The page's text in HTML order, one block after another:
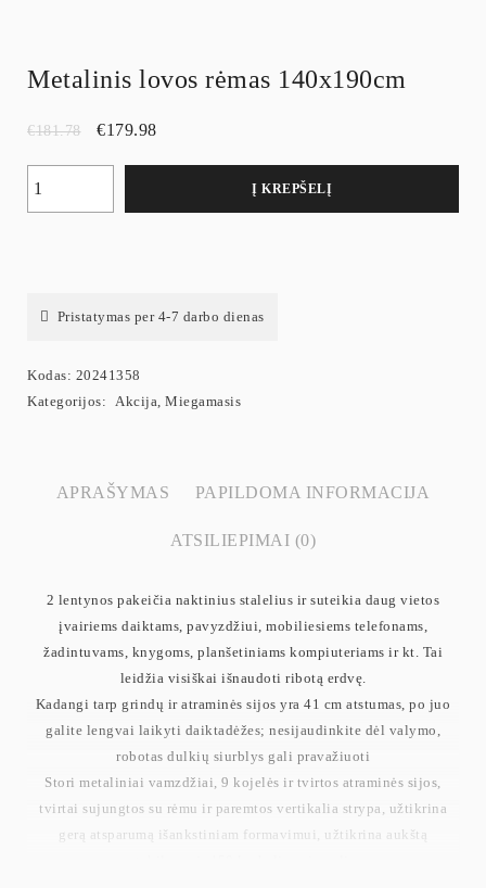
Metalinis lovos rėmas 140x190cm
€181.78 €179.98
Į KREPŠELĮ
Pristatymas per 4-7 darbo dienas
Kodas: 20241358
Kategorijos: Akcija, Miegamasis
APRAŠYMAS PAPILDOMA INFORMACIJA
ATSILIEPIMAI (0)
2 lentynos pakeičia naktinius stalelius ir suteikia daug vietos
įvairiems daiktams, pavyzdžiui, mobiliesiems telefonams,
žadintuvams, knygoms, planšetiniams kompiuteriams ir kt. Tai
leidžia visiškai išnaudoti ribotą erdvę.
Kadangi tarp grindų ir atraminės sijos yra 41 cm atstumas, po juo
galite lengvai laikyti daiktadėžes; nesijaudinkite dėl valymo,
robotas dulkių siurblys gali pravažiuoti
Stori metaliniai vamzdžiai, 9 kojelės ir tvirtos atraminės sijos,
tvirtai sujungtos su rėmu ir paremtos vertikalia strypa, užtikrina
gerą atsparumą išankstiniam formavimui, užtikrina aukštą